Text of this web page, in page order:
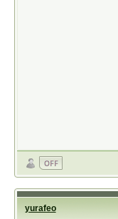
yurafeo